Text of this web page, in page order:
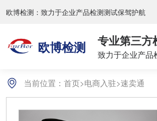
欧博检测：致力于企业产品检测测试保驾护航
欧博检测 专业第三方
致力于企业产品
当前位置： 首页>电商入驻>速卖通